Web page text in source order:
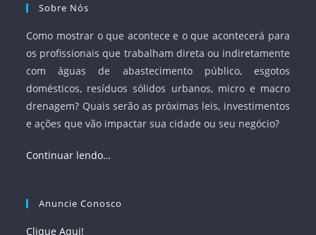
Sobre Nós
Como mostrar o que acontece e o que acontecerá para
os profissionais que trabalham direta ou indiretamente
com águas de abastecimento público, esgotos
domésticos, resíduos sólidos urbanos, micro e macro
drenagem? Quais serão as próximas leis, investimentos
e ações que vão impactar sua cidade ou seu negócio?
Continuar lendo…
Anuncie Conosco
Clique Aqui!